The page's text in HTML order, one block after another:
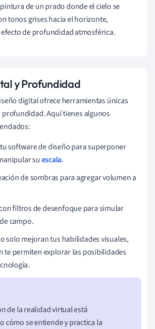
de un prado donde el cielo se
tonos grises hacia el horizonte,
de profundidad atmosférica.
y Profundidad
digital ofrece herramientas únicas
profundidad. Aquí tienes algunos
tu software de diseño para superponer
suescala.
de sombras para agregar volumen a
filtros de desenfoque para simular
campo.
solo mejoran tus habilidades visuales,
te permiten explorar las posibilidades
de la realidad virtual está
cómo se entiende y practica la